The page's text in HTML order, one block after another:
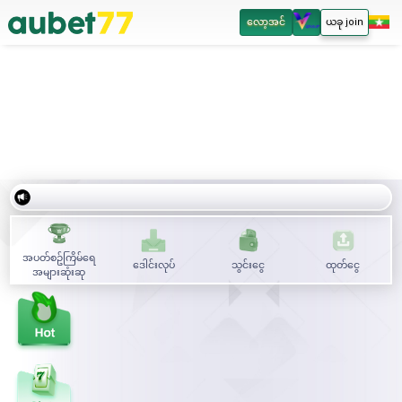
လော့အင် ယခု join
အပတ်စဥ်ကြိမ်ရေ
အများဆုံးဆု
ဒေါင်းလုပ် သွင်းငွေ ထုတ်ငွေ